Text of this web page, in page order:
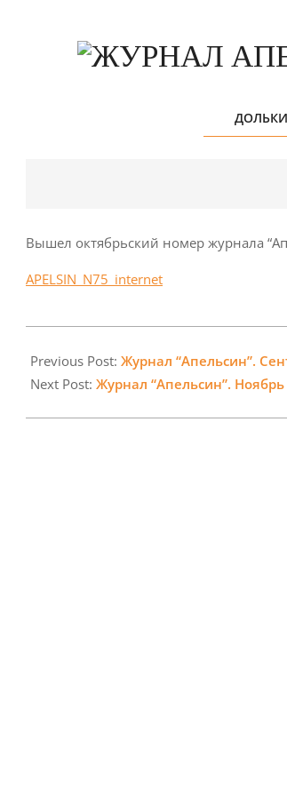
Вышел октябрьский номер журнала
APELSIN_N75_internet
09-
30
Previous Post: Журнал “Апельсин”.
Next Post: Журнал “Апельсин”. Ноябрь